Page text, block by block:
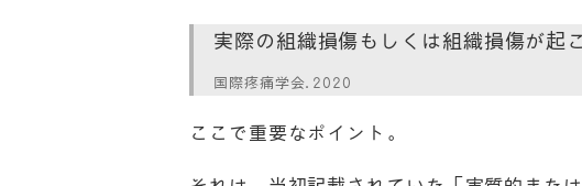
実際の組織損傷もしくは組織損傷が起
国際疼痛学会.2020
ここで重要なポイント。